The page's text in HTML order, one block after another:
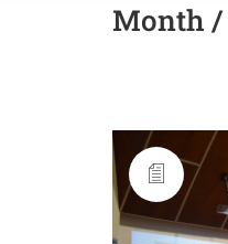
Month /